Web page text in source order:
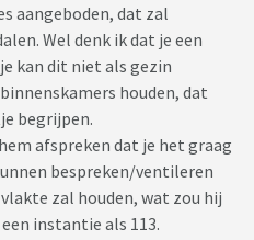
hij van al die "smoesjes"
En nog wel door
hij natuurlijk ook. Schaamte.
kan. Hij zegt t niet, maar
maar vind dat ik dat meer
zijn boosheid toch iets
aangeboden, dat zal
Wel denk ik dat je een
kan dit niet als gezin
houden, dat
begrijpen.
afspreken dat je het graag
bespreken/ventileren
zal houden, wat zou hij
instantie als 113.